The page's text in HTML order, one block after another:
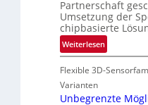
u
f
t
-
u
-
R
e
g
i
o
n
Partnerschaft
Umsetzung der
chipbasierte
Weiterlesen:
P
a
t
Flexible 3D-
Varianten
Unbegrenzte